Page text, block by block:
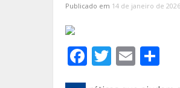
Publicado em 14 de janeiro de 2026
F
ac
T
w
E
m